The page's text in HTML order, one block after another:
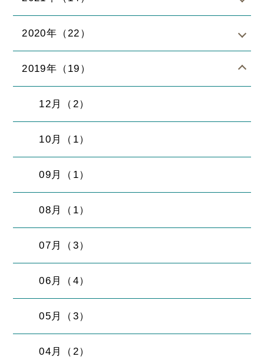
2020年（22）
2019年（19）
12月（2）
10月（1）
09月（1）
08月（1）
07月（3）
06月（4）
05月（3）
04月（2）